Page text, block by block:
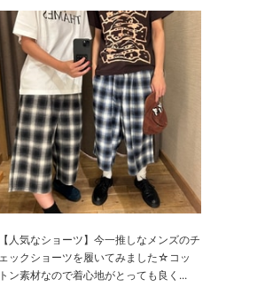
【人気なショーツ】今一推しなメンズのチ
ェックショーツを履いてみました☆コッ
トン素材なので着心地がとっても良く...